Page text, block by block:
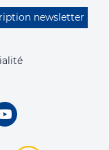
newsletter